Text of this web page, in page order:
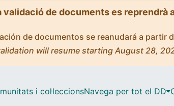
de documents es reprendrà
de documentos se reanudará a partir
will resume starting August 28,
i col·leccionsNavega per tot el DD